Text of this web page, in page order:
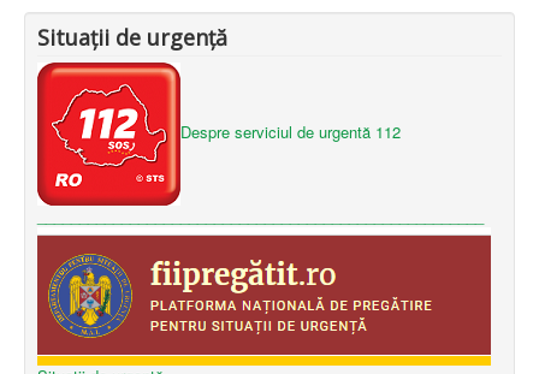
Situații de urgență
Despre serviciul de urgentă 112